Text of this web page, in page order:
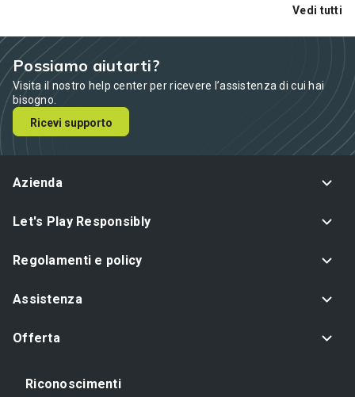
Vedi tutti
Possiamo aiutarti?
Visita il nostro help center per ricevere l’assistenza di cui hai
bisogno.
Ricevi supporto
Azienda
Let's Play Responsibly
Regolamenti e policy
Assistenza
Offerta
Riconoscimenti